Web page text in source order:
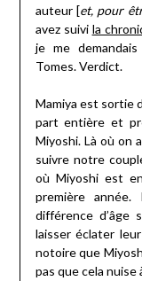
auteur [et, pour
avez suivi la
je me
Tomes. Verdict.
Mamiya est sortie
part entière et
Miyoshi. Là où on
suivre notre
où Miyoshi est
première
différence d’âge
laisser éclater
notoire que
pas que cela nuise